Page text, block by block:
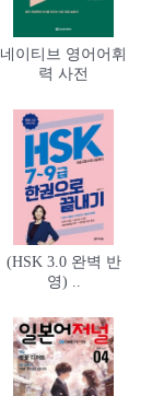
네이티브 영어어휘
력 사전
(HSK 3.0 완벽 반
영) ..